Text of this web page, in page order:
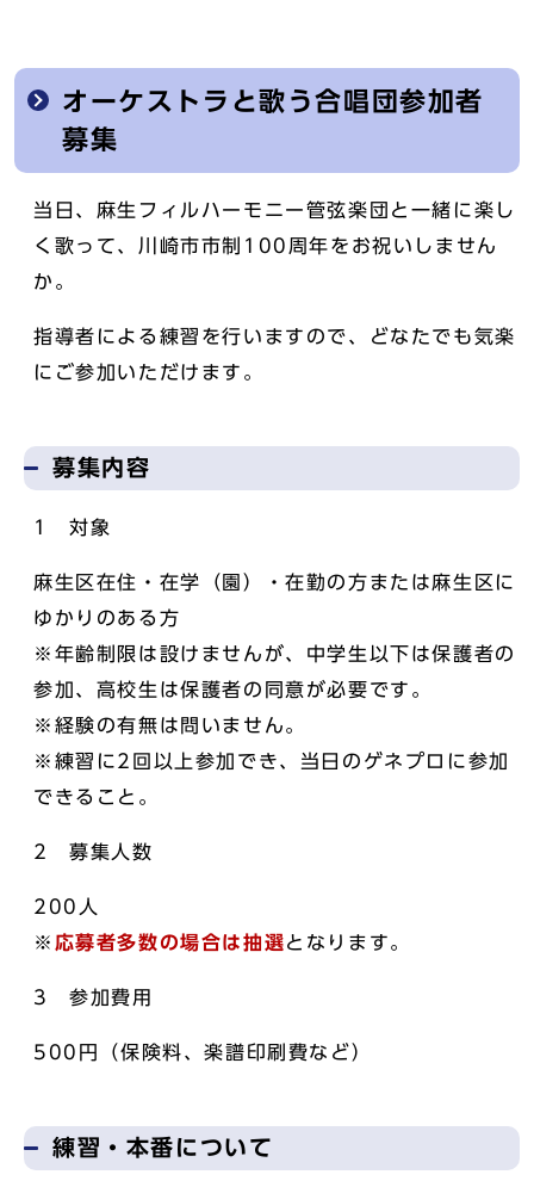
オーケストラと歌う合唱団参加者
募集
当日、麻生フィルハーモニー管弦楽団と一緒に楽し
く歌って、川崎市市制100周年をお祝いしません
か。
指導者による練習を行いますので、どなたでも気楽
にご参加いただけます。
募集内容
1 対象
麻生区在住・在学（園）・在勤の方または麻生区に
ゆかりのある方
※年齢制限は設けませんが、中学生以下は保護者の
参加、高校生は保護者の同意が必要です。
※経験の有無は問いません。
※練習に2回以上参加でき、当日のゲネプロに参加
できること。
2 募集人数
200人
※ 応募者多数の場合は抽選となります。
3 参加費用
500円（保険料、楽譜印刷費など）
練習・本番について